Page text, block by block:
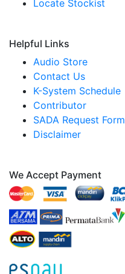
Locate Stockist
Helpful Links
Audio Store
Contact Us
K-System Schedule
Contributor
SADA Request Form
Disclaimer
We Accept Payment